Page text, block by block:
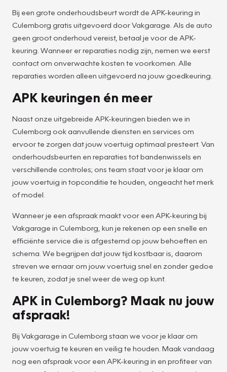
Bij een grote onderhoudsbeurt wordt de APK-keuring in
Culemborg gratis uitgevoerd door Vakgarage. Als de auto
geen groot onderhoud vereist, betaal je voor de APK-
keuring. Wanneer er reparaties nodig zijn, nemen we eerst
contact om onverwachte kosten te voorkomen. Alle
reparaties worden alleen uitgevoerd na jouw goedkeuring.
APK keuringen én meer
Naast onze uitgebreide APK-keuringen bieden we in
Culemborg ook aanvullende diensten en services om
ervoor te zorgen dat jouw voertuig optimaal presteert. Van
onderhoudsbeurten en reparaties tot bandenwissels en
verschillende controles; ons team staat voor je klaar om
jouw voertuig in topconditie te houden, ongeacht het merk
of model.
Wanneer je een afspraak maakt voor een APK-keuring bij
Vakgarage in Culemborg, kun je rekenen op een snelle en
efficiënte service die is afgestemd op jouw behoeften en
schema. We begrijpen dat jouw tijd kostbaar is, daarom
streven we ernaar om jouw voertuig snel en zonder gedoe
te keuren, zodat je snel weer de weg op kunt.
APK in Culemborg? Maak nu jouw
afspraak!
Bij Vakgarage in Culemborg staan we voor je klaar om
jouw voertuig te keuren en veilig te houden. Maak vandaag
nog een afspraak voor een APK-keuring in en profiteer van